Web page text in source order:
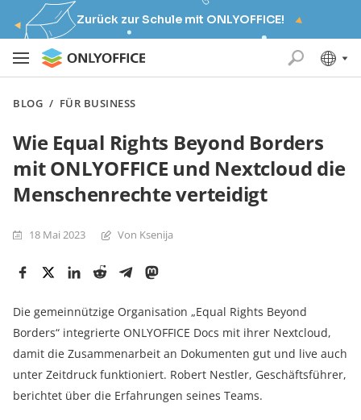
Zurück zur Schule mit ONLYOFFICE!
BLOG / FÜR BUSINESS
Wie Equal Rights Beyond Borders
mit ONLYOFFICE und Nextcloud die
Menschenrechte verteidigt
18 Mai 2023 Von Ksenija
Die gemeinnützige Organisation „Equal Rights Beyond
Borders“ integrierte ONLYOFFICE Docs mit ihrer Nextcloud,
damit die Zusammenarbeit an Dokumenten gut und live auch
unter Zeitdruck funktioniert. Robert Nestler, Geschäftsführer,
berichtet über die Erfahrungen seines Teams.